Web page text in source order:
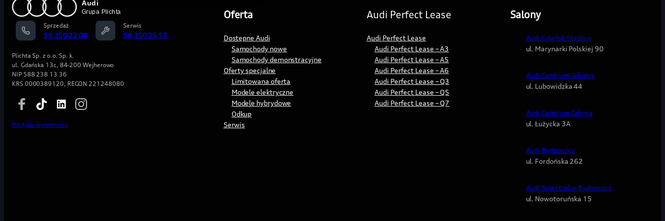
Jesteś zainteresowany tą ofertą? Wyślij do nas
wiadomość przez formularz poniżej:
Imię i nazwisko
Numer telefonu*
Sprzedaż
58 350 22 00
Serwis
58 350 25 55
Plichta Sp. z o.o. Sp. k.
ul. Gdańska 13c, 84-200 Wejherowo
NIP 588 238 13 36
KRS 0000389120, REGON 221248080
Polityka prywatności
Oferta
Dostępne Audi
Samochody nowe
Samochody demonstracyjne
Oferty specjalne
Limitowana oferta
Modele elektryczne
Modele hybrydowe
Odkup
Serwis
Audi Perfect Lease
Audi Perfect Lease
Audi Perfect Lease – A3
Audi Perfect Lease – A5
Audi Perfect Lease – A6
Audi Perfect Lease – Q3
Audi Perfect Lease – Q5
Audi Perfect Lease – Q7
Salony
Audi Gdańsk Stadion
ul. Marynarki Polskiej 90
Audi Centrum Gdańsk
ul. Lubowidzka 44
Audi Centrum Gdynia
ul. Łużycka 3A
Audi Bydgoszcz
ul. Fordońska 262
Audi Select:plus Bydgoszcz
ul. Nowotoruńska 15